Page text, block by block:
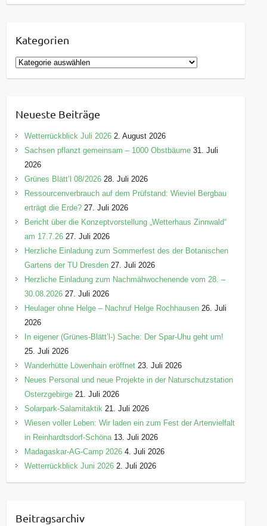
Kategorien
K
a
g
o
r
e
n
Neueste Beiträge
Wetterrückblick Juli 2026 2. August 2026
Sachsen pflanzt gemeinsam – 1000 Obstbäume 31. Juli
2026
Grünes Blätt’l 08/2026 28. Juli 2026
Ressourcenverbrauch auf dem Prüfstand: Wieviel Bergbau
erträgt die Erde? 27. Juli 2026
Bericht über die Konzeptvorstellung „Wetterhaus Zinnwald“
am 17.7.26 27. Juli 2026
Herzliche Einladung zum Sommerfest des der Botanischen
Gartens der TU Dresden 27. Juli 2026
Herzliche Einladung zum Nachmähwochenende vom 28. –
30.08.2026 27. Juli 2026
Heulager ohne Helge – Nachruf Helge Rochhausen 26. Juli
2026
In eigener (Grünes-Blätt’l-) Sache: Der Spar-Uhu geht um!
25. Juli 2026
Wanderhütte Löwenhain eröffnet 23. Juli 2026
Neues Personal und neue Projekte in der Naturschutzstation
Osterzgebirge 21. Juli 2026
Solarpark-Salamitaktik 21. Juli 2026
Wiesen voller Leben: Wir laden ein zum Fest der Artenvielfalt
in Reinhardtsdorf-Schöna 13. Juli 2026
Madagaskar-AG-Camp 2026 4. Juli 2026
Wetterrückblick Juni 2026 2. Juli 2026
Beitragsarchiv